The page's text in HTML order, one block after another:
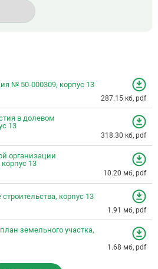
№ 50-000309, корпус 13
287.15 кб, pdf
в долевом
13
318.30 кб, pdf
организации
13
10.20 мб, pdf
корпус 13
1.91 мб, pdf
земельного участка,
1.68 мб, pdf